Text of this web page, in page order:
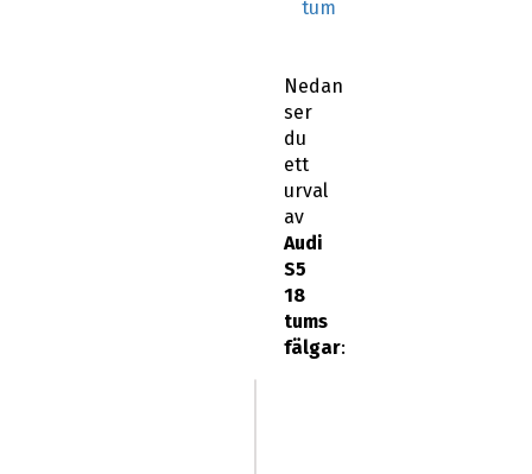
tum
Nedan
ser
du
ett
urval
av
Audi
S5
18
tums
fälgar: